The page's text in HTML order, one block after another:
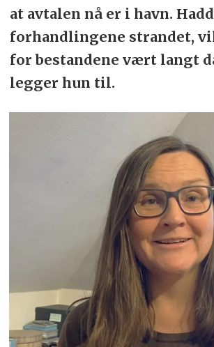
at avtalen nå er i havn.
forhandlingene strandet,
for bestandene vært langt
legger hun til.